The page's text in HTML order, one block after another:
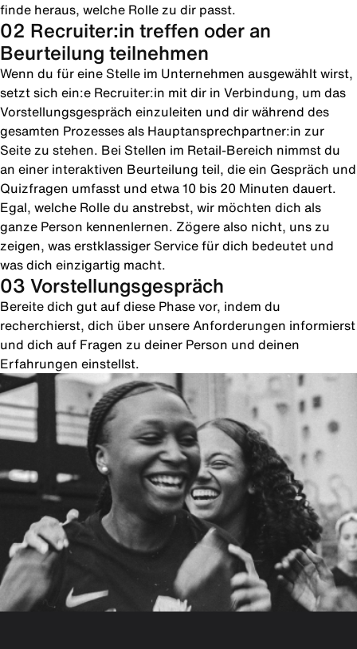
finde heraus, welche Rolle zu dir passt.
02 Recruiter:in treffen oder an
Beurteilung teilnehmen
Wenn du für eine Stelle im Unternehmen ausgewählt wirst,
setzt sich ein:e Recruiter:in mit dir in Verbindung, um das
Vorstellungsgespräch einzuleiten und dir während des
gesamten Prozesses als Hauptansprechpartner:in zur
Seite zu stehen. Bei Stellen im Retail-Bereich nimmst du
an einer interaktiven Beurteilung teil, die ein Gespräch und
Quizfragen umfasst und etwa 10 bis 20 Minuten dauert.
Egal, welche Rolle du anstrebst, wir möchten dich als
ganze Person kennenlernen. Zögere also nicht, uns zu
zeigen, was erstklassiger Service für dich bedeutet und
was dich einzigartig macht.
03 Vorstellungsgespräch
Bereite dich gut auf diese Phase vor, indem du
recherchierst, dich über unsere Anforderungen informierst
und dich auf Fragen zu deiner Person und deinen
Erfahrungen einstellst.